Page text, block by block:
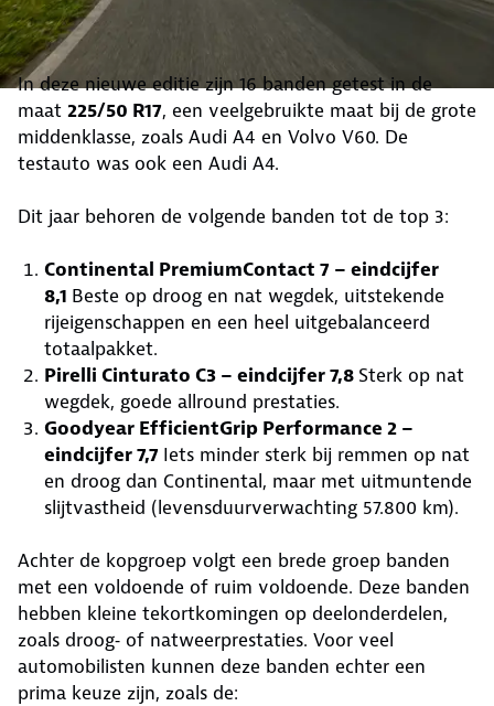
In deze nieuwe editie zijn 16 banden getest in de
maat 225/50 R17, een veelgebruikte maat bij de grote
middenklasse, zoals Audi A4 en Volvo V60. De
testauto was ook een Audi A4.
Dit jaar behoren de volgende banden tot de top 3:
Continental PremiumContact 7 – eindcijfer
8,1 Beste op droog en nat wegdek, uitstekende
rijeigenschappen en een heel uitgebalanceerd
totaalpakket.
Pirelli Cinturato C3 – eindcijfer 7,8 Sterk op nat
wegdek, goede allround prestaties.
Goodyear EfficientGrip Performance 2 –
eindcijfer 7,7 Iets minder sterk bij remmen op nat
en droog dan Continental, maar met uitmuntende
slijtvastheid (levensduurverwachting 57.800 km).
Achter de kopgroep volgt een brede groep banden
met een voldoende of ruim voldoende. Deze banden
hebben kleine tekortkomingen op deelonderdelen,
zoals droog‑ of natweerprestaties. Voor veel
automobilisten kunnen deze banden echter een
prima keuze zijn, zoals de: